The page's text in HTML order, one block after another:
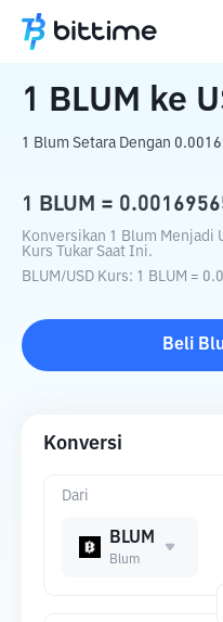
Beranda Konverter
1 BLUM ke
1 Blum Setara Dengan
1 BLUM =
Konversikan 1 Blum Menjadi
Kurs Tukar Saat Ini.
BLUM/USD Kurs: 1 BLUM =
Beli
Konversi
Dari
BLUM
Blum